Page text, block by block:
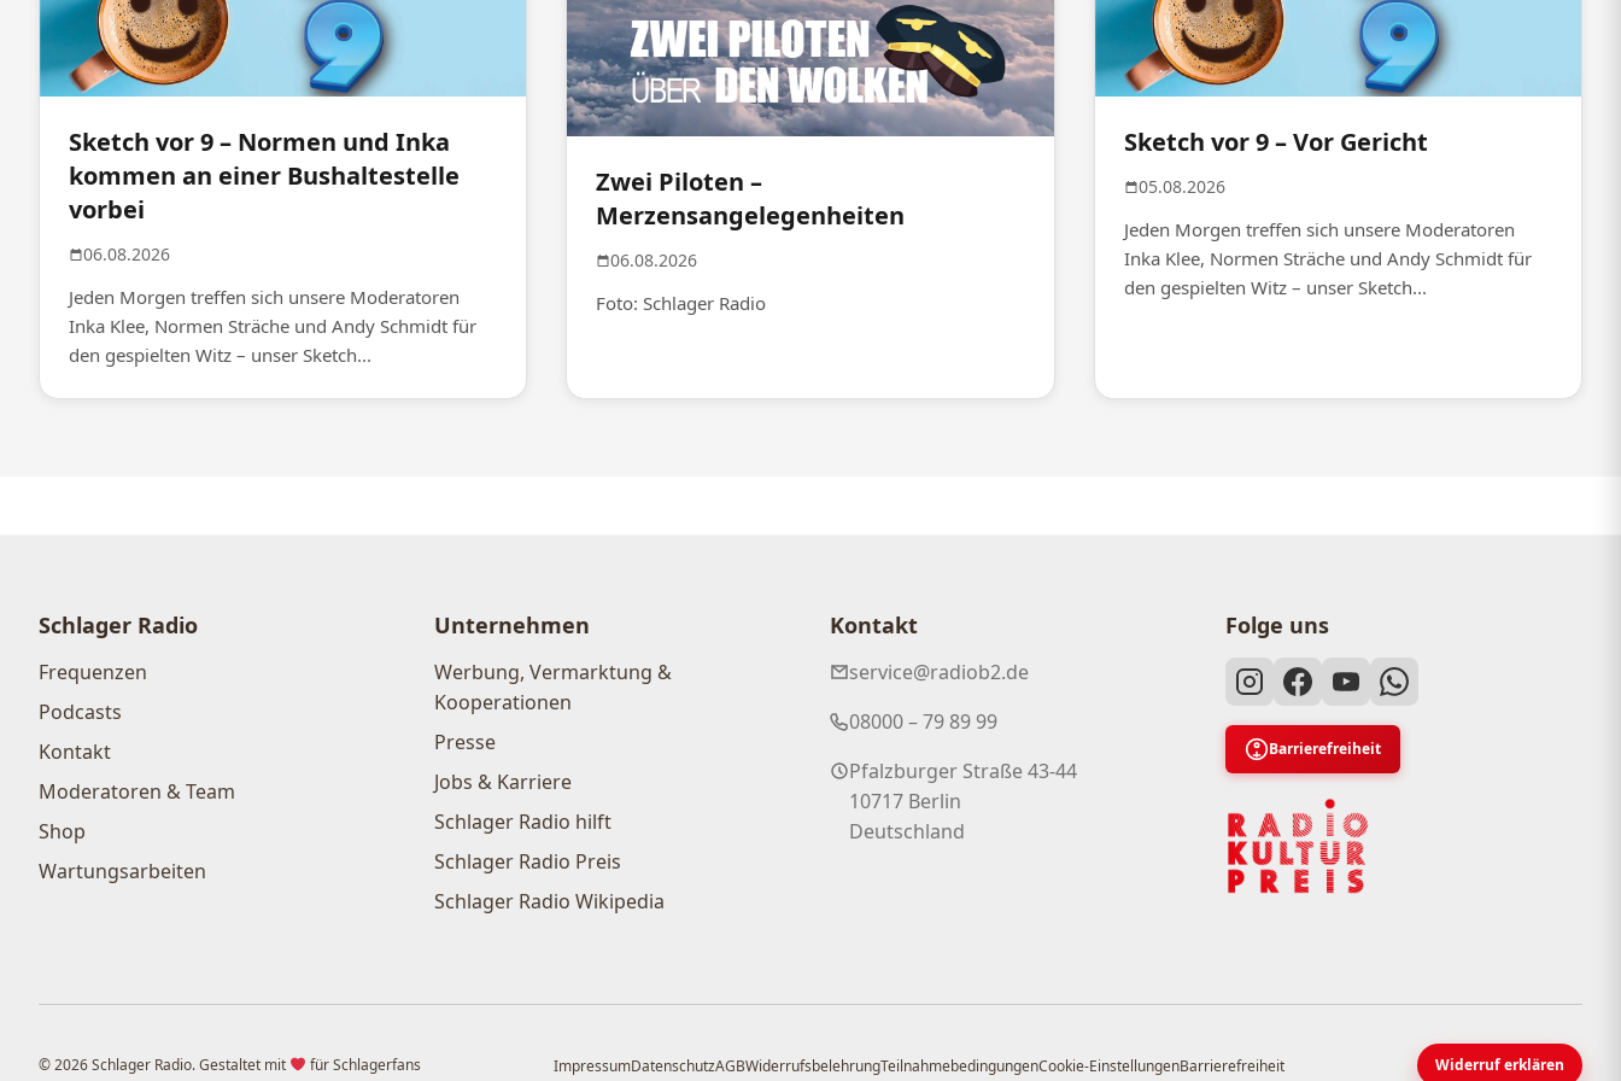
Sketch vor 9 – Normen und Inka
kommen an einer Bushaltestelle
vorbei
06.08.2026
Jeden Morgen treffen sich unsere Moderatoren
Inka Klee, Normen Sträche und Andy Schmidt für
den gespielten Witz – unser Sketch...
Zwei Piloten –
Merzensangelegenheiten
06.08.2026
Foto: Schlager Radio
Sketch vor 9 – Vor Gericht
05.08.2026
Jeden Morgen treffen sich unsere Moderatoren
Inka Klee, Normen Sträche und Andy Schmidt für
den gespielten Witz – unser Sketch...
Schlager Radio
Frequenzen
Podcasts
Kontakt
Moderatoren & Team
Shop
Wartungsarbeiten
Unternehmen
Werbung, Vermarktung &
Kooperationen
Presse
Jobs & Karriere
Schlager Radio hilft
Schlager Radio Preis
Schlager Radio Wikipedia
Kontakt
service@radiob2.de
08000 – 79 89 99
Pfalzburger Straße 43-44
10717 Berlin
Deutschland
Folge uns
Barrierefreiheit
© 2026 Schlager Radio. Gestaltet mit für Schlagerfans ImpressumDatenschutzAGBWiderrufsbelehrungTeilnahmebedingungenCookie-EinstellungenBarrierefreiheit Widerruf erklären